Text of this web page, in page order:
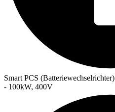
Smart PCS (Batteriewechselrichter)
- 100kW, 400V